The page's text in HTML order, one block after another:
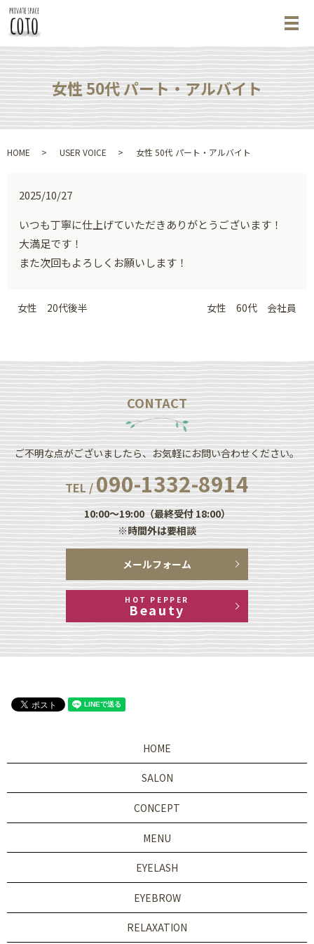
メ
女性 50代 パート・アルバイト
HOME USER VOICE 女性 50代 パート・アルバイト
2025/10/27
いつも丁寧に仕上げていただきありがとうございます！
大満足です！
また次回もよろしくお願いします！
女性 20代後半 女性 60代 会社員
CONTACT
ご不明な点がございましたら、お気軽にお問い合わせください。
TEL /090-1332-8914
10:00～19:00（最終受付 18:00）
※時間外は要相談
メールフォーム
HOT PEPPER
Beauty
HOME
SALON
CONCEPT
MENU
EYELASH
EYEBROW
RELAXATION